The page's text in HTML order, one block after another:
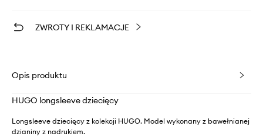
ZWROTY I REKLAMACJE
Opis produktu
HUGO longsleeve dziecięcy
Longsleeve dziecięcy z kolekcji HUGO. Model wykonany z bawełnianej
dzianiny z nadrukiem.